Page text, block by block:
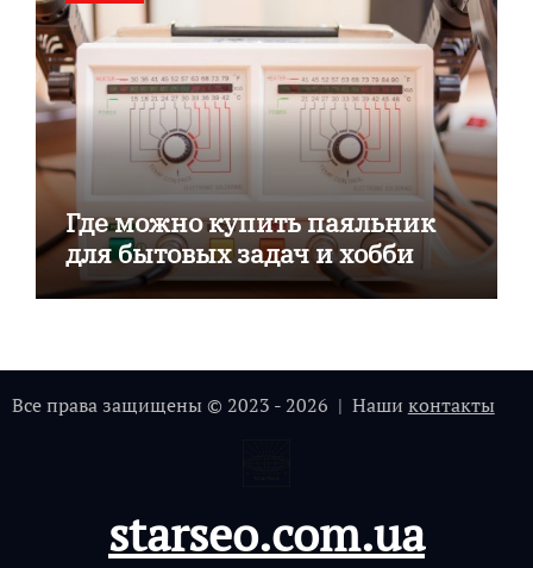
Где можно купить паяльник
для бытовых задач и хобби
Все права защищены © 2023 - 2026 | Наши контакты
starseo.com.ua